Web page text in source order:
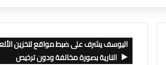
اليوسف يشرف على ضبط مواقع لتخزين
النارية بصورة مخالفة ودون ترخيص